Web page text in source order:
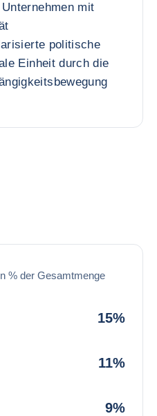
mit
politische
Einheit durch die
% der Gesamtmenge
15%
11%
9%